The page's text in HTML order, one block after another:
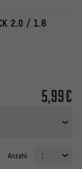
2.0 / 1.8
5,99€
Anzahl: 1